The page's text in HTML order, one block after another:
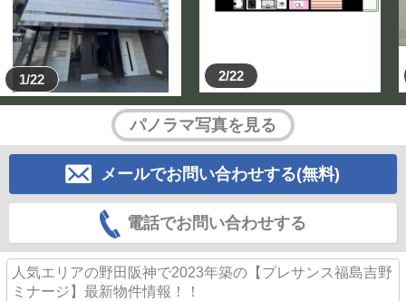
1/22 2/22
パノラマ写真を見る
メールでお問い合わせする(無料)
電話でお問い合わせする
人気エリアの野田阪神で2023年築の【プレサンス福島吉野
ミナージ】最新物件情報！！